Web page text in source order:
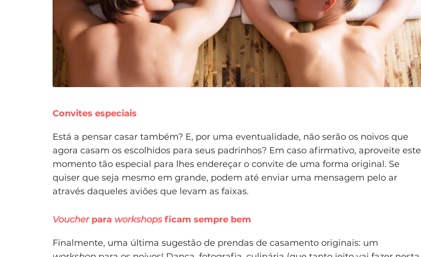
Convites especiais
Está a pensar casar também? E, por uma eventualidade, não serão os noivos que
agora casam os escolhidos para seus padrinhos? Em caso afirmativo, aproveite este
momento tão especial para lhes endereçar o convite de uma forma original. Se
quiser que seja mesmo em grande, podem até enviar uma mensagem pelo ar
através daqueles aviões que levam as faixas.
Voucherpara workshops ficam sempre bem
Finalmente, uma última sugestão de prendas de casamento originais: um